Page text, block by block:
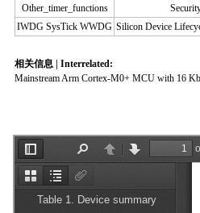
Other_timer_functions
IWDG SysTick WWDG Silicon Device
相关信息 | Interrelated:
Mainstream Arm Cortex-M0+ MCU with 16